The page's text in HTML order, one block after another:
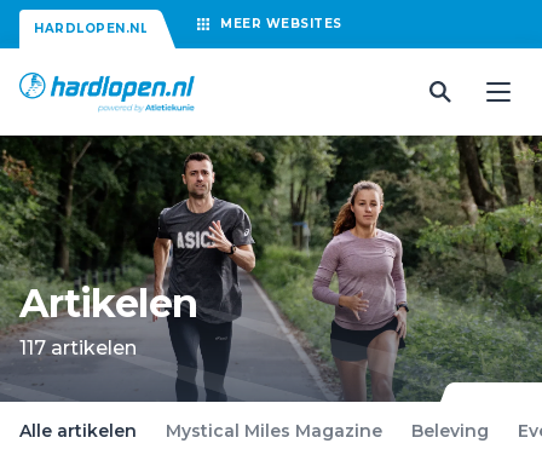
HARDLOPEN.NL MEER WEBSITES
Artikelen
117 artikelen
Alle artikelen Mystical Miles Magazine Beleving